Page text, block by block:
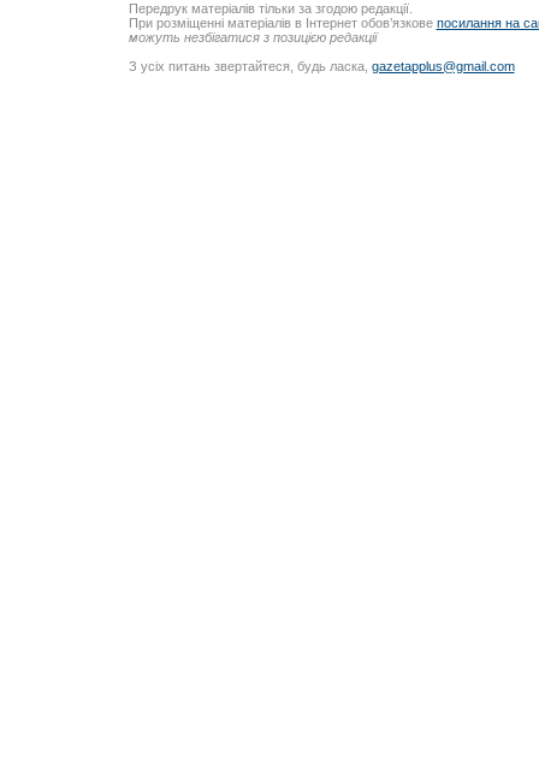
Передрук матеріалів тільки за згодою редакції.
При розміщенні матеріалів в Інтернет обов’язкове посилання на
можуть незбігатися з позицією редакції
З усіх питань звертайтеся, будь ласка, gazetapplus@gmail.com